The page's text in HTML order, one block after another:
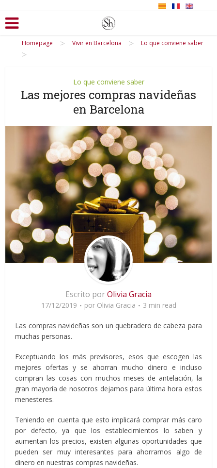
Homepage > Vivir en Barcelona > Lo que conviene saber
>
Lo que conviene saber
Las mejores compras navideñas
en Barcelona
Escrito porOlivia Gracia
17/12/2019 por Olivia Gracia 3 min read
Las compras navideñas son un quebradero de cabeza para
muchas personas.
Exceptuando los más previsores, esos que escogen las
mejores ofertas y se ahorran mucho dinero e incluso
compran las cosas con muchos meses de antelación, la
gran mayoría de nosotros dejamos para última hora estos
menesteres.
Teniendo en cuenta que esto implicará comprar más caro
por defecto, ya que los establecimientos lo saben y
aumentan los precios, existen algunas oportunidades que
pueden ser muy interesantes para ahorrarnos algo de
dinero en nuestras compras navideñas.